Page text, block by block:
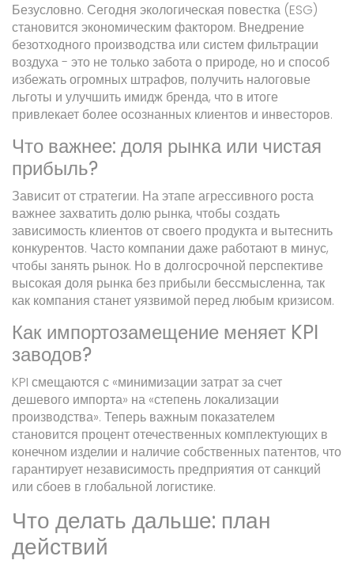
Безусловно. Сегодня экологическая повестка (ESG)
становится экономическим фактором. Внедрение
безотходного производства или систем фильтрации
воздуха - это не только забота о природе, но и способ
избежать огромных штрафов, получить налоговые
льготы и улучшить имидж бренда, что в итоге
привлекает более осознанных клиентов и инвесторов.
Что важнее: доля рынка или чистая
прибыль?
Зависит от стратегии. На этапе агрессивного роста
важнее захватить долю рынка, чтобы создать
зависимость клиентов от своего продукта и вытеснить
конкурентов. Часто компании даже работают в минус,
чтобы занять рынок. Но в долгосрочной перспективе
высокая доля рынка без прибыли бессмысленна, так
как компания станет уязвимой перед любым кризисом.
Как импортозамещение меняет KPI
заводов?
KPI смещаются с «минимизации затрат за счет
дешевого импорта» на «степень локализации
производства». Теперь важным показателем
становится процент отечественных комплектующих в
конечном изделии и наличие собственных патентов, что
гарантирует независимость предприятия от санкций
или сбоев в глобальной логистике.
Что делать дальше: план
действий